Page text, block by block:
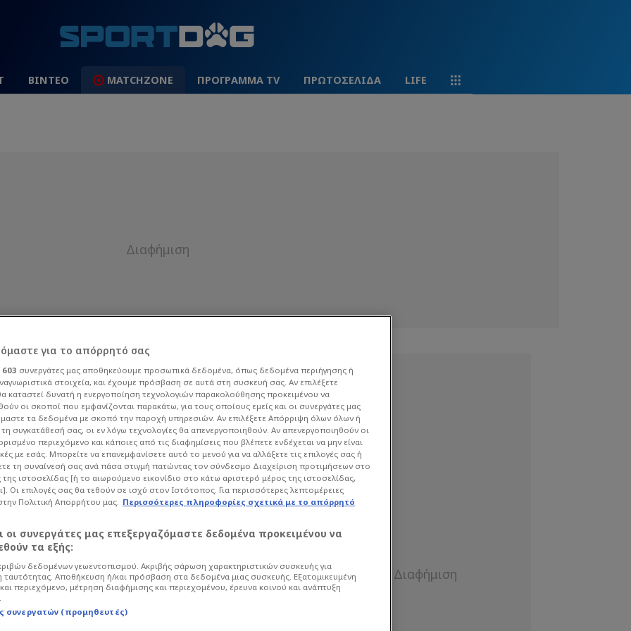
ΒΙΝΤΕΟ MATCHZONE ΠΡΟΓΡΑΜΜΑ TV ΠΡΩΤΟΣΕΛΙΔΑ LIFE
στη
πριν την
Αγώνες Μπάσκετ
του Ολυμπιακού τουρνουά μπάσκετ
με την Εθνική μας να έχει
για το απόρρητό σας
603 συνεργάτες μας αποθηκεύουμε προσωπικά δεδομένα, όπως δεδομένα περιήγησης ή
στοιχεία, και έχουμε πρόσβαση σε αυτά στη συσκευή σας. Αν επιλέξετε
καταστεί δυνατή η ενεργοποίηση τεχνολογιών παρακολούθησης προκειμένου να
οι σκοποί που εμφανίζονται παρακάτω, για τους οποίους εμείς και οι συνεργάτες μας
τα δεδομένα με σκοπό την παροχή υπηρεσιών. Αν επιλέξετε Απόρριψη όλων όλων ή
συγκατάθεσή σας, οι εν λόγω τεχνολογίες θα απενεργοποιηθούν. Αν απενεργοποιηθούν οι
περιεχόμενο και κάποιες από τις διαφημίσεις που βλέπετε ενδέχεται να μην είναι
με εσάς. Μπορείτε να επανεμφανίσετε αυτό το μενού για να αλλάξετε τις επιλογές σας ή
τη συναίνεσή σας ανά πάσα στιγμή πατώντας τον σύνδεσμο Διαχείριση προτιμήσεων στο
ιστοσελίδας [ή το αιωρούμενο εικονίδιο στο κάτω αριστερό μέρος της ιστοσελίδας,
Οι επιλογές σας θα τεθούν σε ισχύ στον Ιστότοπος. Για περισσότερες λεπτομέρειες
Πολιτική Απορρήτου μας. Περισσότερες πληροφορίες σχετικά με το απόρρητό
οι συνεργάτες μας επεξεργαζόμαστε δεδομένα προκειμένου να
τα εξής:
δεδομένων γεωεντοπισμού. Ακριβής σάρωση χαρακτηριστικών συσκευής για
ταυτότητας. Αποθήκευση ή/και πρόσβαση στα δεδομένα μιας συσκευής. Εξατομικευμένη
περιεχόμενο, μέτρηση διαφήμισης και περιεχομένου, έρευνα κοινού και ανάπτυξη
συνεργατών (προμηθευτές)